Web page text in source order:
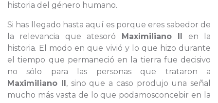
historia del género humano.
Si has llegado hasta aquí es porque eres sabedor de
la relevancia que atesoró Maximiliano II en la
historia. El modo en que vivió y lo que hizo durante
el tiempo que permaneció en la tierra fue decisivo
no sólo para las personas que trataron a
Maximiliano II, sino que a caso produjo una señal
mucho más vasta de lo que podamosconcebir en la